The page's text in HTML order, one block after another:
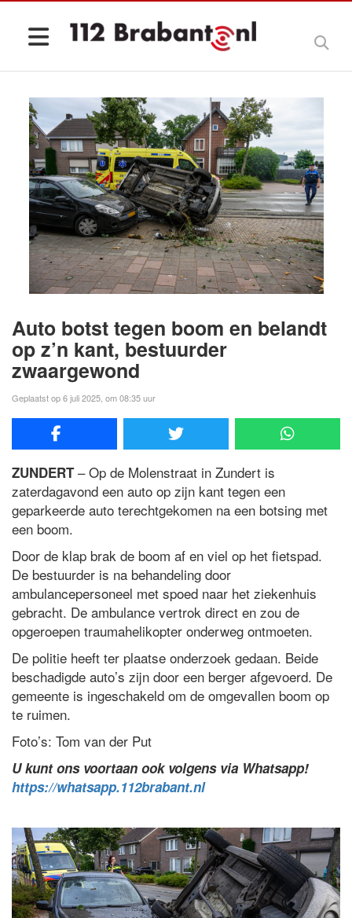
Auto botst tegen boom en belandt
op z’n kant, bestuurder
zwaargewond
Geplaatst op 6 juli 2025, om 08:35 uur
ZUNDERT– Op de Molenstraat in Zundert is
zaterdagavond een auto op zijn kant tegen een
geparkeerde auto terechtgekomen na een botsing met
een boom.
Door de klap brak de boom af en viel op het fietspad.
De bestuurder is na behandeling door
ambulancepersoneel met spoed naar het ziekenhuis
gebracht. De ambulance vertrok direct en zou de
opgeroepen traumahelikopter onderweg ontmoeten.
De politie heeft ter plaatse onderzoek gedaan. Beide
beschadigde auto’s zijn door een berger afgevoerd. De
gemeente is ingeschakeld om de omgevallen boom op
te ruimen.
Foto’s: Tom van der Put
U kunt ons voortaan ook volgens via Whatsapp!
https://whatsapp.112brabant.nl